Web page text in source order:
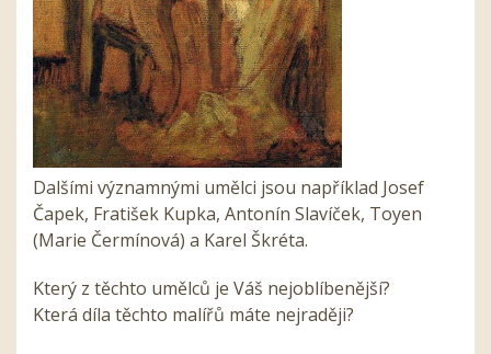
Dalšími významnými umělci jsou například Josef
Čapek, Fratišek Kupka, Antonín Slavíček, Toyen
(Marie Čermínová) a Karel Škréta.
Který z těchto umělců je Váš nejoblíbenější?
Která díla těchto malířů máte nejraději?